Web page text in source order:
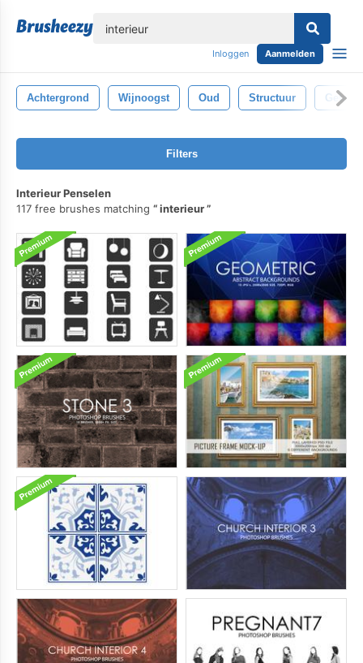
Inloggen Aanmelden
Achtergrond Wijnoogst Oud Structuur
Filters
Interieur Penselen
117 free brushes matching
interieur